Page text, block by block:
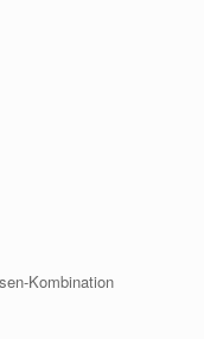
Kombination